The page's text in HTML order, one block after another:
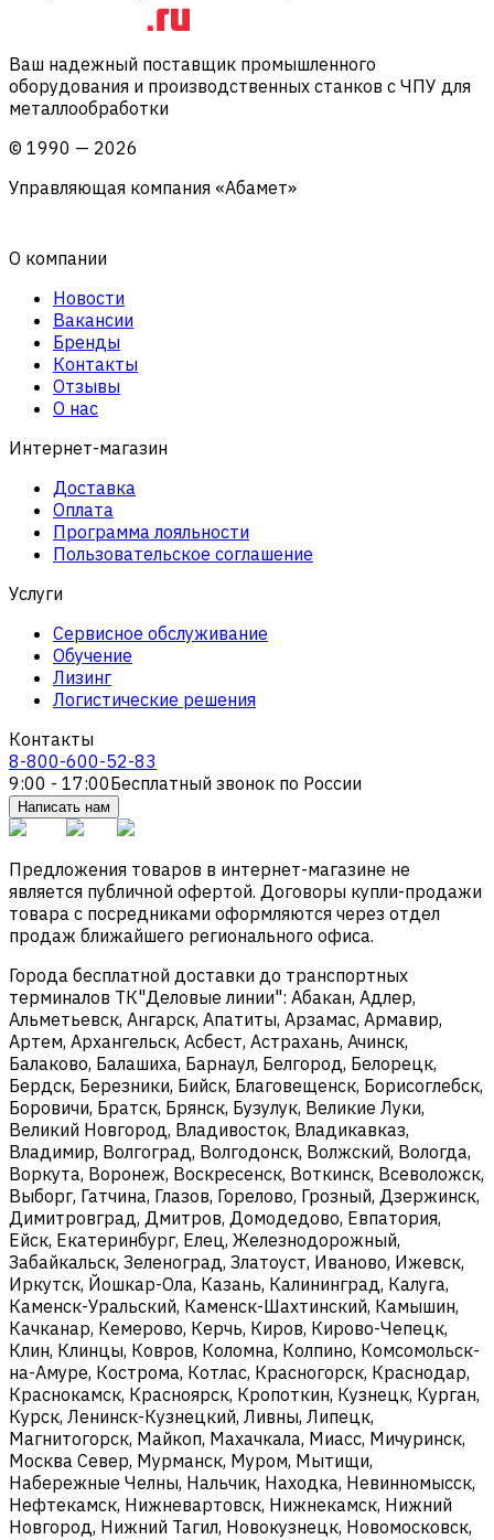
Ваш надежный поставщик промышленного
оборудования и производственных станков с ЧПУ для
металлообработки
© 1990 — 2026
Управляющая компания «Абамет»
О компании
Новости
Вакансии
Бренды
Контакты
Отзывы
О нас
Интернет-магазин
Доставка
Оплата
Программа лояльности
Пользовательское соглашение
Услуги
Сервисное обслуживание
Обучение
Лизинг
Логистические решения
Контакты
8-800-600-52-83
9:00 - 17:00Бесплатный звонок по России
Написать нам
Предложения товаров в интернет-магазине не
является публичной офертой. Договоры купли-продажи
товара с посредниками оформляются через отдел
продаж ближайшего регионального офиса.
Города бесплатной доставки до транспортных
терминалов ТК"Деловые линии": Абакан, Адлер,
Альметьевск, Ангарск, Апатиты, Арзамас, Армавир,
Артем, Архангельск, Асбест, Астрахань, Ачинск,
Балаково, Балашиха, Барнаул, Белгород, Белорецк,
Бердск, Березники, Бийск, Благовещенск, Борисоглебск,
Боровичи, Братск, Брянск, Бузулук, Великие Луки,
Великий Новгород, Владивосток, Владикавказ,
Владимир, Волгоград, Волгодонск, Волжский, Вологда,
Воркута, Воронеж, Воскресенск, Воткинск, Всеволожск,
Выборг, Гатчина, Глазов, Горелово, Грозный, Дзержинск,
Димитровград, Дмитров, Домодедово, Евпатория,
Ейск, Екатеринбург, Елец, Железнодорожный,
Забайкальск, Зеленоград, Златоуст, Иваново, Ижевск,
Иркутск, Йошкар-Ола, Казань, Калининград, Калуга,
Каменск-Уральский, Каменск-Шахтинский, Камышин,
Качканар, Кемерово, Керчь, Киров, Кирово-Чепецк,
Клин, Клинцы, Ковров, Коломна, Колпино, Комсомольск-
на-Амуре, Кострома, Котлас, Красногорск, Краснодар,
Краснокамск, Красноярск, Кропоткин, Кузнецк, Курган,
Курск, Ленинск-Кузнецкий, Ливны, Липецк,
Магнитогорск, Майкоп, Махачкала, Миасс, Мичуринск,
Москва Север, Мурманск, Муром, Мытищи,
Набережные Челны, Нальчик, Находка, Невинномысск,
Нефтекамск, Нижневартовск, Нижнекамск, Нижний
Новгород, Нижний Тагил, Новокузнецк, Новомосковск,